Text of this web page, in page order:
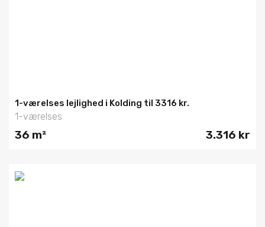
1-værelses lejlighed i Kolding til 3316 kr.
1-værelses
36 m² 3.316 kr